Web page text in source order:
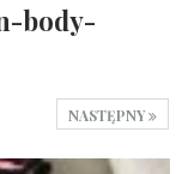
body-
NASTĘPNY